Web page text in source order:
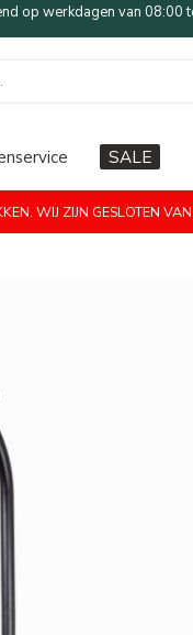
op werkdagen van 08:00
SALE
WIJ ZIJN GESLOTEN